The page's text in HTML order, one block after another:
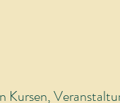
Kursen,